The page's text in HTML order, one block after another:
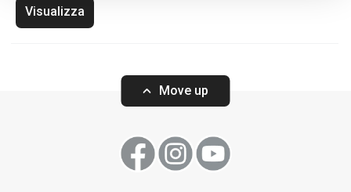
Visualizza
Move up